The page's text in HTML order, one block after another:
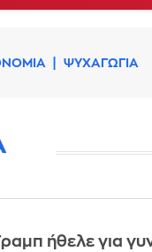
ΨΥΧΑΓΩΓΙΑ
ήθελε για